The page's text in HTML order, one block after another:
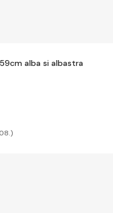
alba si albastra